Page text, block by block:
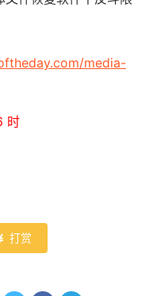
media-
时
打赏